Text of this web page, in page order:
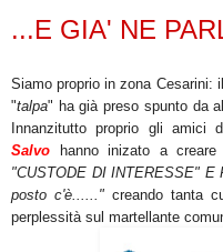
...E GIA' NE
Siamo proprio in zona Cesarini:
"talpa" ha già preso spunto da
Innanzitutto proprio gli amici
Salvo hanno inizato a
"CUSTODE DI INTERESSE" E
posto c'è......"creando tanta
perplessità sul martellante